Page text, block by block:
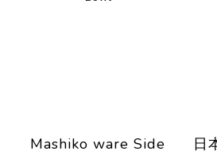
Mashiko ware Side
日